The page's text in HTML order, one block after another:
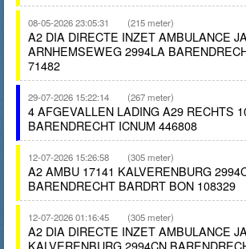
08-05-2026 23:05:31 (215 meter)
A2 DIA DIRECTE INZET AMBULANCE
ARNHEMSEWEG 2994LA
71482
29-07-2026 15:22:14 (267 meter)
4 AFGEVALLEN LADING A29 RECHTS
BARENDRECHT ICNUM 446808
12-07-2026 15:26:58 (305 meter)
A2 AMBU 17141 KALVERENBURG
BARENDRECHT BARDRT BON 108329
12-07-2026 01:16:45 (305 meter)
A2 DIA DIRECTE INZET AMBULANCE
KALVERENBURG 2994CN